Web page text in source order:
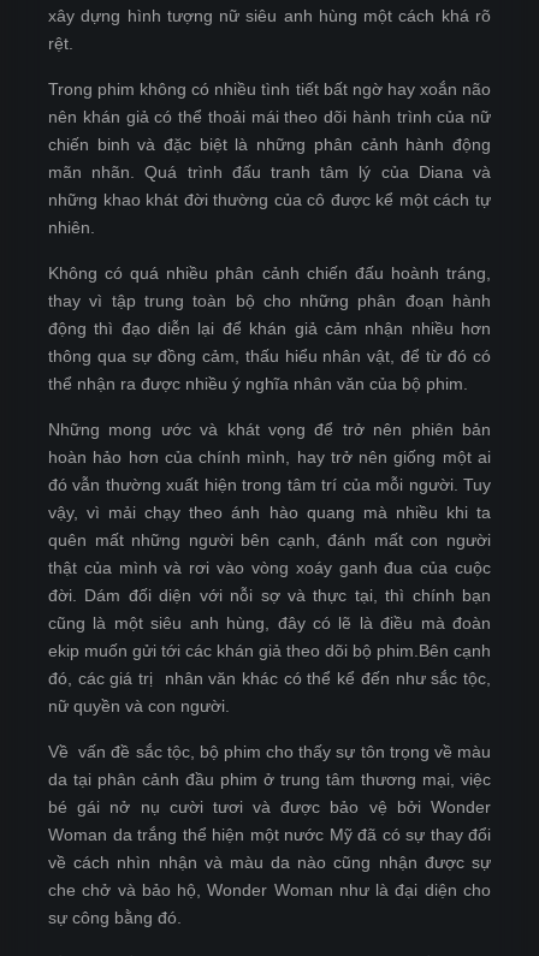
xây dựng hình tượng nữ siêu anh hùng một cách khá rõ
rệt.
Trong phim không có nhiều tình tiết bất ngờ hay xoắn não
nên khán giả có thể thoải mái theo dõi hành trình của nữ
chiến binh và đặc biệt là những phân cảnh hành động
mãn nhãn. Quá trình đấu tranh tâm lý của Diana và
những khao khát đời thường của cô được kể một cách tự
nhiên.
Không có quá nhiều phân cảnh chiến đấu hoành tráng,
thay vì tập trung toàn bộ cho những phân đoạn hành
động thì đạo diễn lại để khán giả cảm nhận nhiều hơn
thông qua sự đồng cảm, thấu hiểu nhân vật, để từ đó có
thể nhận ra được nhiều ý nghĩa nhân văn của bộ phim.
Những mong ước và khát vọng để trở nên phiên bản
hoàn hảo hơn của chính mình, hay trở nên giống một ai
đó vẫn thường xuất hiện trong tâm trí của mỗi người. Tuy
vậy, vì mải chạy theo ánh hào quang mà nhiều khi ta
quên mất những người bên cạnh, đánh mất con người
thật của mình và rơi vào vòng xoáy ganh đua của cuộc
đời. Dám đối diện với nỗi sợ và thực tại, thì chính bạn
cũng là một siêu anh hùng, đây có lẽ là điều mà đoàn
ekip muốn gửi tới các khán giả theo dõi bộ phim.Bên cạnh
đó, các giá trị nhân văn khác có thể kể đến như sắc tộc,
nữ quyền và con người.
Về vấn đề sắc tộc, bộ phim cho thấy sự tôn trọng về màu
da tại phân cảnh đầu phim ở trung tâm thương mại, việc
bé gái nở nụ cười tươi và được bảo vệ bởi Wonder
Woman da trắng thể hiện một nước Mỹ đã có sự thay đổi
về cách nhìn nhận và màu da nào cũng nhận được sự
che chở và bảo hộ, Wonder Woman như là đại diện cho
sự công bằng đó.